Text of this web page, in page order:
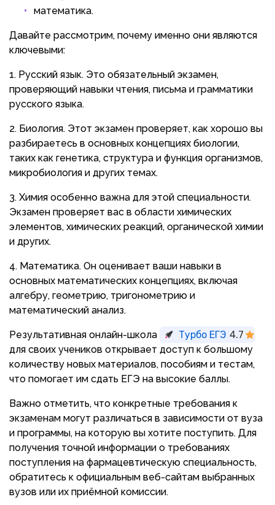
математика.
Давайте рассмотрим, почему именно они являются
ключевыми:
Русский язык. Это обязательный экзамен,
проверяющий навыки чтения, письма и грамматики
русского языка.
Биология. Этот экзамен проверяет, как хорошо вы
разбираетесь в основных концепциях биологии,
таких как генетика, структура и функция организмов,
микробиология и других темах.
Химия особенно важна для этой специальности.
Экзамен проверяет вас в области химических
элементов, химических реакций, органической химии
и других.
Математика. Он оценивает ваши навыки в
основных математических концепциях, включая
алгебру, геометрию, тригонометрию и
математический анализ.
Результативная онлайн-школа Турбо ЕГЭ 4.7
для своих учеников открывает доступ к большому
количеству новых материалов, пособиям и тестам,
что помогает им сдать ЕГЭ на высокие баллы.
Важно отметить, что конкретные требования к
экзаменам могут различаться в зависимости от вуза
и программы, на которую вы хотите поступить. Для
получения точной информации о требованиях
поступления на фармацевтическую специальность,
обратитесь к официальным веб-сайтам выбранных
вузов или их приёмной комиссии.